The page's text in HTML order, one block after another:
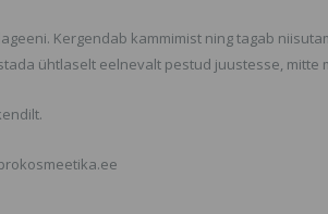
Kergendab kammimist ning tagab
ühtlaselt eelnevalt pestud juustesse, mitte